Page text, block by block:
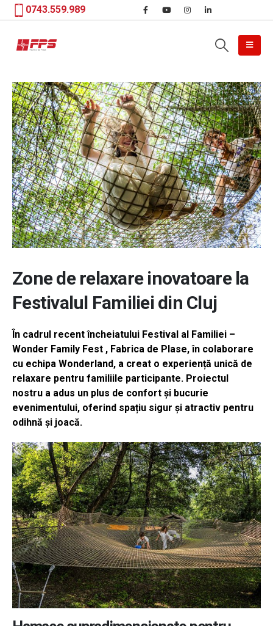
0743.559.989
Zone de relaxare inovatoare la
Festivalul Familiei din Cluj
În cadrul recent încheiatului Festival al Familiei –
Wonder Family Fest , Fabrica de Plase, în colaborare
cu echipa Wonderland, a creat o experiență unică de
relaxare pentru familiile participante. Proiectul
nostru a adus un plus de confort și bucurie
evenimentului, oferind spațiu sigur și atractiv pentru
odihnă și joacă.